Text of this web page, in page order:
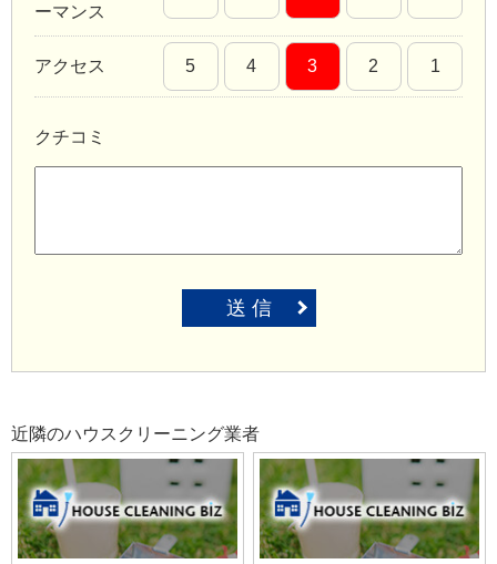
ーマンス
アクセス 5 4 3 2 1
クチコミ
送 信
近隣のハウスクリーニング業者